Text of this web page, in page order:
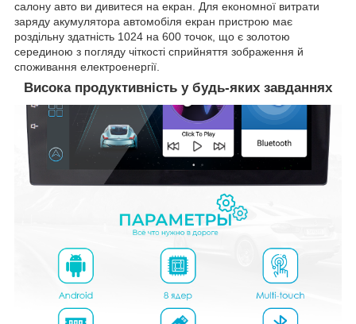
салону авто ви дивитеся на екран. Для економної витрати
заряду акумулятора автомобіля екран пристрою має
роздільну здатність 1024 на 600 точок, що є золотою
серединою з погляду чіткості сприйняття зображення й
споживання електроенергії.
Висока продуктивність у будь-яких завданнях